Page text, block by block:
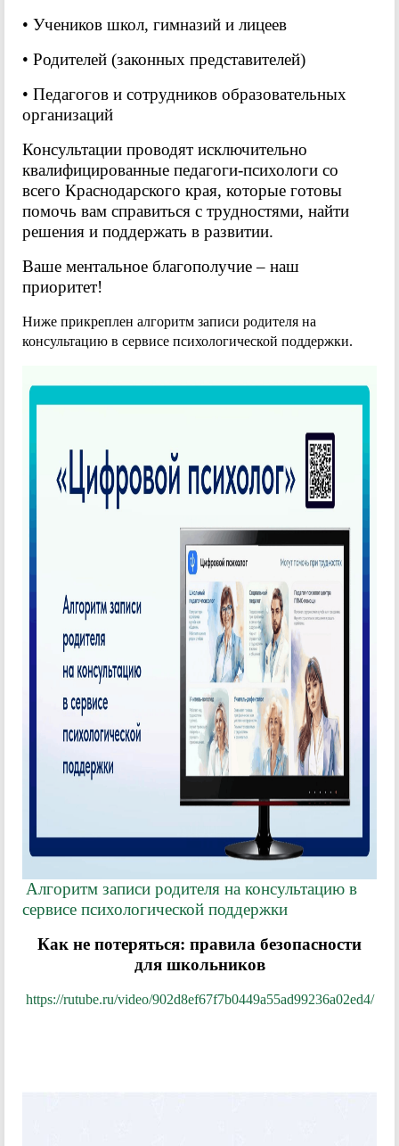
• Учеников школ, гимназий и лицеев
• Родителей (законных представителей)
• Педагогов и сотрудников образовательных
организаций
Консультации проводят исключительно
квалифицированные педагоги-психологи со
всего Краснодарского края, которые готовы
помочь вам справиться с трудностями, найти
решения и поддержать в развитии.
Ваше ментальное благополучие – наш
приоритет!
Ниже прикреплен алгоритм записи родителя на
консультацию в сервисе психологической поддержки.
Алгоритм записи родителя на консультацию в
сервисе психологической поддержки
Как не потеряться: правила безопасности
для школьников
https://rutube.ru/video/902d8ef67f7b0449a55ad99236a02ed4/